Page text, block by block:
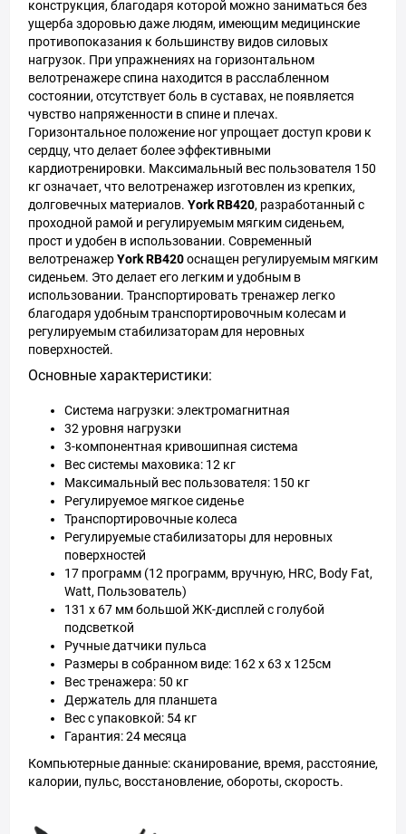
конструкция, благодаря которой можно заниматься без
ущерба здоровью даже людям, имеющим медицинские
противопоказания к большинству видов силовых
нагрузок. При упражнениях на горизонтальном
велотренажере спина находится в расслабленном
состоянии, отсутствует боль в суставах, не появляется
чувство напряженности в спине и плечах.
Горизонтальное положение ног упрощает доступ крови к
сердцу, что делает более эффективными
кардиотренировки. Максимальный вес пользователя 150
кг означает, что велотренажер изготовлен из крепких,
долговечных материалов. York RB420, разработанный с
проходной рамой и регулируемым мягким сиденьем,
прост и удобен в использовании. Современный
велотренажерYork RB420оснащен регулируемым мягким
сиденьем. Это делает его легким и удобным в
использовании. Транспортировать тренажер легко
благодаря удобным транспортировочным колесам и
регулируемым стабилизаторам для неровных
поверхностей.
Основные характеристики:
Система нагрузки: электромагнитная
32 уровня нагрузки
3-компонентная кривошипная система
Вес системы маховика: 12 кг
Максимальный вес пользователя: 150 кг
Регулируемое мягкое сиденье
Транспортировочные колеса
Регулируемые стабилизаторы для неровных
поверхностей
17 программ (12 программ, вручную, HRC, Body Fat,
Watt, Пользователь)
131 x 67 мм большой ЖК-дисплей с голубой
подсветкой
Ручные датчики пульса
Размеры в собранном виде: 162 x 63 x 125см
Вес тренажера: 50 кг
Держатель для планшета
Вес с упаковкой: 54 кг
Гарантия: 24 месяца
Компьютерные данные: сканирование, время, расстояние,
калории, пульс, восстановление, обороты, скорость.